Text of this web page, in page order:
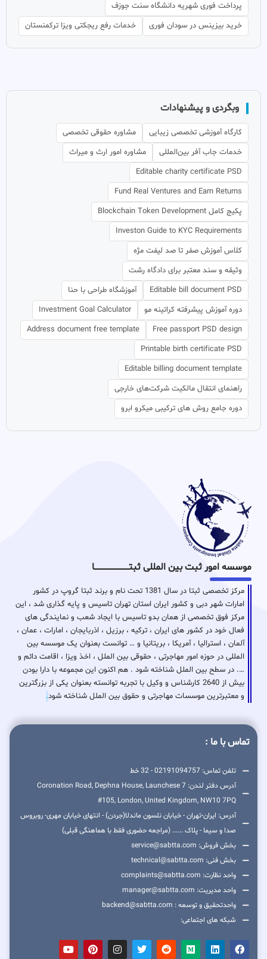
پرداخت فوری شهریه دانشگاه سنت جوزف
خرید بیزینس در سودان فوری
خدمات رفع ریجکتی ویزا ترکمنستان
وبگردی و پیشنهادات
کارگاه آموزشی تخصصی زیبایی
مشاوره حقوقی تخصصی
خدمات جاب آفر بین‌المللی
مشاوره امور ارث و میراث
Editable charity certificate PSD
Fund Real Ventures and Earn Returns
پکیج کامل Blockchain Token Development
Investon Guide to KYC Requirements
کلاس آموزش صفر تا صد لیفت مژه
وثیقه و سند معتبر برای دادگاه رشت
Editable bill document PSD
آموزشگاه طراحی با حنا
دوره آموزش پیشرفته کراتینه مو
Investment Goal Calculator
Free passport PSD design
Address document free template
Printable birth certificate PSD
Editable billing document template
راهنمای انتقال مالکیت شرکت‌های خارجی
دوره جامع روش های ترکیبی میکرو ابرو
موسسه امور ثبت بین المللی ثبتـــــــــــــــــــــــــــــا
مرکز تخصصی ثبتا در سال 1381 تحت نام و برند ثبتا گروپ در کشور
امارات شهر دبی و کشور ایران استان تهران تاسیس و پایه گذاری شد ، این
مرکز فوق تخصصی از همان بدو تاسیس با ایجاد شعب و نمایندگی های
فعال خود در کشور های ایران ، ترکیه ، برزیل ، اذربایجان ، امارات ، عمان ،
آلمان ، استرالیا ، آمریکا ، بریتانیا و … توانست بعنوان یک موسسه بین
المللی در حوزه امور مهاجرتی ، حقوقی بین الملل ، اخذ ویزا ، اقامت دائم و
…. در سطح بین الملل شناخته شود . هم اکنون این مجموعه با دارا بودن
بیش از 2640 کارشناس و وکیل با تجربه توانسته بعنوان یکی از بزرگترین
و معتبرترین موسسات مهاجرتی و حقوق بین الملل شناخته شود.
تماس با ما :
تلفن تماس: 02191094757 - 32 خط
آدرس دفتر لندن: 7 Coronation Road, Dephna House, Launchese
#105, London, United Kingdom, NW10 7PQ
آدرس: ایران-تهران - خیابان نلسون ماندلا(جردن) - انتهای خیابان مهری- روبروس
صدا و سیما - پلاک ...... (مراجعه حضوری فقط با هماهنگی قبلی)
بخش فروش: service@sabtta.com
بخش فنی: technical@sabtta.com
واحد نظارت: complaints@sabtta.com
واحد مدیریت: manager@sabtta.com
واحدتحقیق و توسعه : backend@sabtta.com
شبکه های اجتماعی: